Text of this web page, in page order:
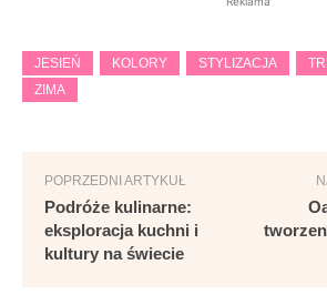
JESIEŃ KOLORY STYLIZACJA
ZIMA
POPRZEDNI ARTYKUŁ
Podróże kulinarne:
eksploracja kuchni i
kultury na świecie